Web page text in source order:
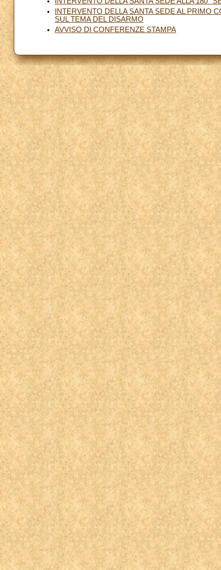
INTERVENTO DELLA SANTA SEDE AL PRIMO
SUL TEMA DEL DISARMO
AVVISO DI CONFERENZE STAMPA